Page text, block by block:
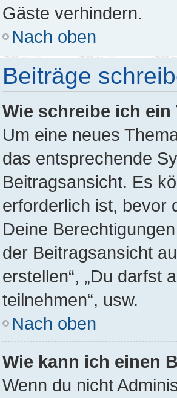
Gäste verhindern.
Nach oben
Beiträge
Wie schreibe ich ein
Um eine neues
das entsprechende
Beitragsansicht. Es
erforderlich ist, bevor
Deine
der Beitragsansicht
erstellen“, „Du darfst
teilnehmen“, usw.
Nach oben
Wie kann ich einen
Wenn du nicht